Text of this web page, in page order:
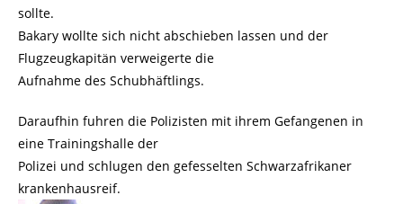
sollte.
Bakary wollte sich nicht abschieben lassen und der
Flugzeugkapitän verweigerte die
Aufnahme des Schubhäftlings.
Daraufhin fuhren die Polizisten mit ihrem Gefangenen in
eine Trainingshalle der
Polizei und schlugen den gefesselten Schwarzafrikaner
krankenhausreif.